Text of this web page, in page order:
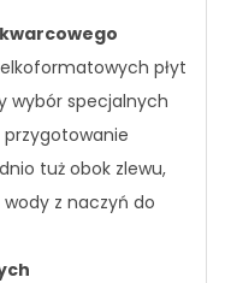
płyt
wybór specjalnych
przygotowanie
tuż obok zlewu,
wody z naczyń do